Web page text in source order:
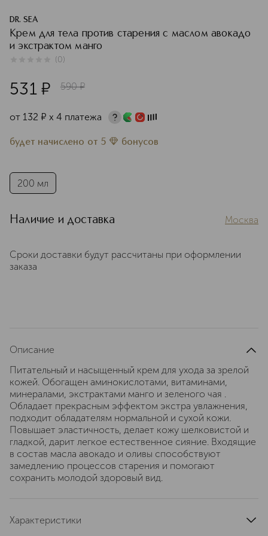
DR. SEA
Крем для тела против старения с маслом авокадо
и экстрактом манго
(0)
531 ¤ 590 ¤
от 132 ¤ х 4 платежа
будет начислено от 5 бонусов
200 мл
Наличие и доставка Москва
Сроки доставки будут рассчитаны при оформлении
заказа
Описание
Питательный и насыщенный крем для ухода за зрелой
кожей. Обогащен аминокислотами, витаминами,
минералами, экстрактами манго и зеленого чая .
Обладает прекрасным эффектом экстра увлажнения,
подходит обладателям нормальной и сухой кожи.
Повышает эластичность, делает кожу шелковистой и
гладкой, дарит легкое естественное сияние. Входящие
в состав масла авокадо и оливы способствуют
замедлению процессов старения и помогают
сохранить молодой здоровый вид.
Характеристики